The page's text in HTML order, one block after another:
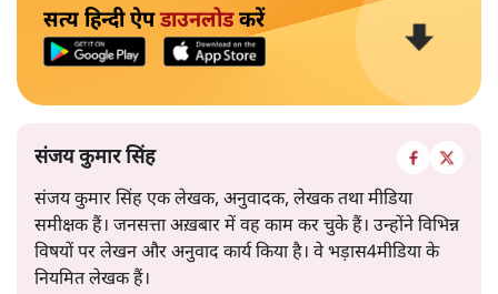
सत्य हिन्दी ऐपडाउनलोडकरें
संजय कुमार सिंह
संजय कुमार सिंह एक लेखक, अनुवादक, लेखक तथा मीडिया
समीक्षक हैं। जनसत्ता अख़बार में वह काम कर चुके हैं। उन्होंने विभिन्न
विषयों पर लेखन और अनुवाद कार्य किया है। वे भड़ास4मीडिया के
नियमित लेखक हैं।